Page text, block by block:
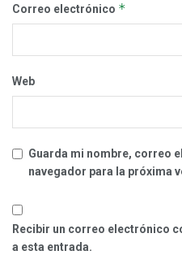
Correo electrónico *
Web
Guarda mi nombre, correo
navegador para la próxima
Recibir un correo electrónico
a esta entrada.